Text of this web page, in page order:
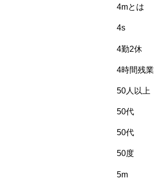
4mとは
4s
4勤2休
4時間残業
50人以上
50代
50代
50度
5m